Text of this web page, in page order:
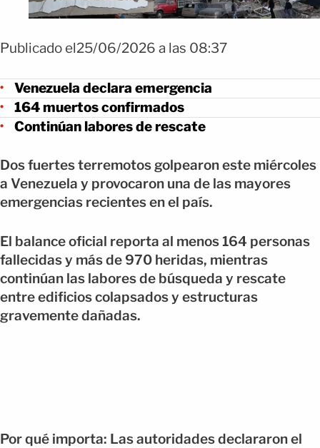
Publicado el25/06/2026 a las 08:37
Venezuela declara emergencia
164 muertos confirmados
Continúan labores de rescate
Dos fuertes terremotos golpearon este miércoles
a Venezuela y provocaron una de las mayores
emergencias recientes en el país.
El balance oficial reporta al menos 164 personas
fallecidas y más de 970 heridas, mientras
continúan las labores de búsqueda y rescate
entre edificios colapsados y estructuras
gravemente dañadas.
Por qué importa: Las autoridades declararon el